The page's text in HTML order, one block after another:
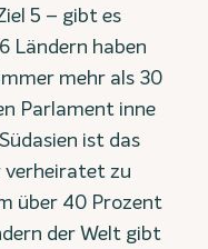
5 – gibt es
Ländern haben
mehr als 30
Parlament inne
ist das
verheiratet zu
über 40 Prozent
der Welt gibt